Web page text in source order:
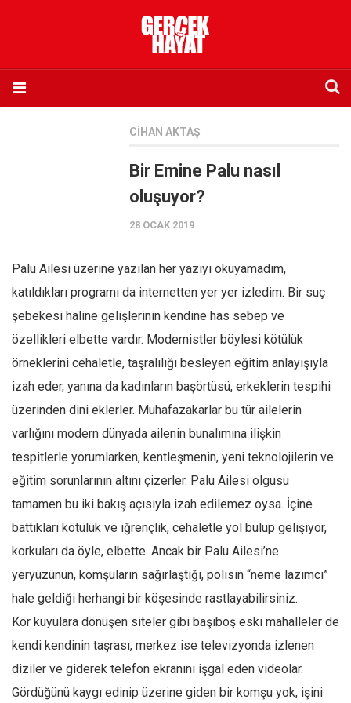
Abone olmak istiyorum
Sosyal Medya
Twitter
Facebook
Instagram
YouTube
Editörden
Yazarlar
Mahmut Toptaş
Yvonne Ridley
Barış Tarımcıoğlu
Ömer Kayani
Yusuf Armağan
Hasanali Yıldırım
Leyla Şerif Emin
CIHAN AKTAŞ
Bir Emine Palu nasıl
oluşuyor?
28 OCAK 2019
Palu Ailesi üzerine yazılan her yazıyı okuyamadım,
katıldıkları programı da internetten yer yer izledim. Bir suç
şebekesi haline gelişlerinin kendine has sebep ve
özellikleri elbette vardır. Modernistler böylesi kötülük
örneklerini cehaletle, taşralılığı besleyen eğitim anlayışıyla
izah eder, yanına da kadınların başörtüsü, erkeklerin tespihi
üzerinden dini eklerler. Muhafazakarlar bu tür ailelerin
varlığını modern dünyada ailenin bunalımına ilişkin
tespitlerle yorumlarken, kentleşmenin, yeni teknolojilerin ve
eğitim sorunlarının altını çizerler. Palu Ailesi olgusu
tamamen bu iki bakış açısıyla izah edilemez oysa. İçine
battıkları kötülük ve iğrençlik, cehaletle yol bulup gelişiyor,
korkuları da öyle, elbette. Ancak bir Palu Ailesi’ne
yeryüzünün, komşuların sağırlaştığı, polisin “neme lazımcı”
hale geldiği herhangi bir köşesinde rastlayabilirsiniz.
Kör kuyulara dönüşen siteler gibi başıboş eski mahalleler de
kendi kendinin taşrası, merkez ise televizyonda izlenen
diziler ve giderek telefon ekranını işgal eden videolar.
Gördüğünü kaygı edinip üzerine giden bir komşu yok, işini